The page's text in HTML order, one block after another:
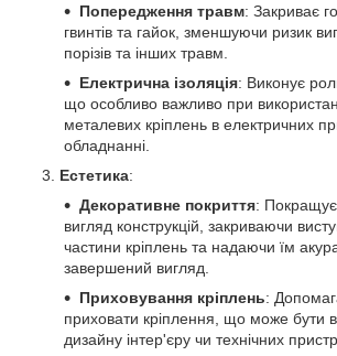
Попередження травм: Закриває
гвинтів та гайок, зменшуючи ризик
порізів та інших травм.
Електрична ізоляція: Виконує
що особливо важливо при
металевих кріплень в електричних
обладнанні.
Естетика:
Декоративне покриття: Покращує
вигляд конструкцій, закриваючи
частини кріплень та надаючи їм
завершений вигляд.
Приховування кріплень:
приховати кріплення, що може бути
дизайну інтер'єру чи технічних